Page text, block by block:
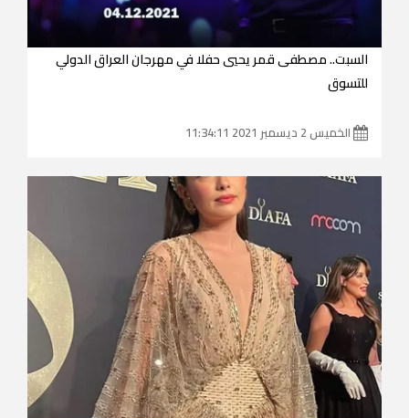
السبت.. مصطفى قمر يحيي حفلا في مهرجان العراق الدولي
للتسوق
الخميس 2 ديسمبر 2021 11:34:11